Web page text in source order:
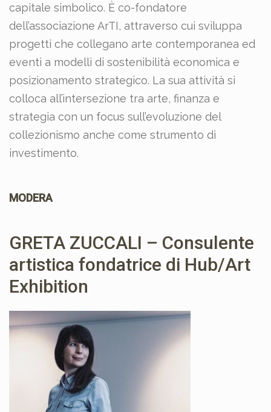
capitale simbolico. È co-fondatore
dell’associazione ArTI, attraverso cui sviluppa
progetti che collegano arte contemporanea ed
eventi a modelli di sostenibilità economica e
posizionamento strategico. La sua attività si
colloca all’intersezione tra arte, finanza e
strategia con un focus sull’evoluzione del
collezionismo anche come strumento di
investimento.
MODERA
GRETA ZUCCALI – Consulente
artistica fondatrice di Hub/Art
Exhibition